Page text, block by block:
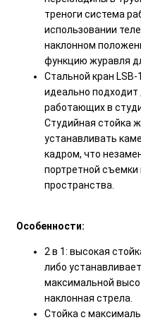
треноги система
использовании
наклонном
функцию журавля
Стальной кран
идеально
работающих в
Студийная стойка
устанавливать
кадром, что
портретной съемки
пространства.
Особенности:
2 в 1: высокая
либо
максимальной
наклонная стрела.
Стойка с